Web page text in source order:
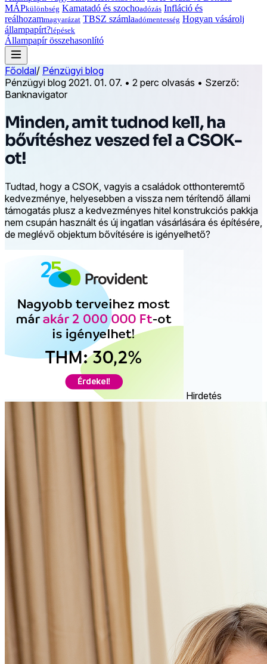
MÁPkülönbség Kamatadó és szochoadózás Infláció és
reálhozammagyarázat TBSZ számlaadómentesség Hogyan vásárolj
állampapírt?lépések
Állampapír összehasonlító
Főoldal/ Pénzügyi blog
Pénzügyi blog 2021. 01. 07. • 2 perc olvasás • Szerző:
Banknavigator
Minden, amit tudnod kell, ha
bővítéshez veszed fel a CSOK-
ot!
Tudtad, hogy a CSOK, vagyis a családok otthonteremtő
kedvezménye, helyesebben a vissza nem térítendő állami
támogatás plusz a kedvezményes hitel konstrukciós pakkja
nem csupán használt és új ingatlan vásárlására és építésére,
de meglévő objektum bővítésére is igényelhető?
Hirdetés